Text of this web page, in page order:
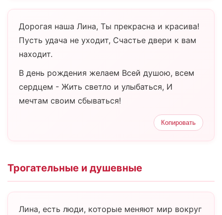
Дорогая наша Лина, Ты прекрасна и красива!
Пусть удача не уходит, Счастье двери к вам
находит.
В день рождения желаем Всей душою, всем
сердцем - Жить светло и улыбаться, И
мечтам своим сбываться!
Копировать
Трогательные и душевные
Лина, есть люди, которые меняют мир вокруг